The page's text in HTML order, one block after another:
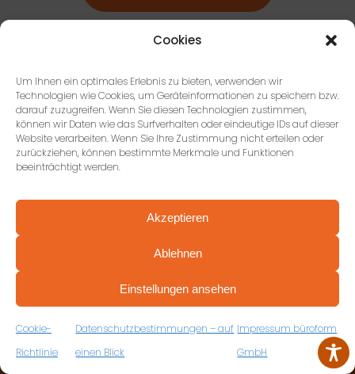
Cookies
Um Ihnen ein optimales Erlebnis zu bieten, verwenden wir
Technologien wie Cookies, um Geräteinformationen zu speichern bzw.
darauf zuzugreifen. Wenn Sie diesen Technologien zustimmen,
können wir Daten wie das Surfverhalten oder eindeutige IDs auf dieser
Website verarbeiten. Wenn Sie Ihre Zustimmung nicht erteilen oder
zurückziehen, können bestimmte Merkmale und Funktionen
beeinträchtigt werden.
Akzeptieren
Ablehnen
Einstellungen ansehen
Cookie-
Richtlinie
Datenschutzbestimmungen – auf
einen Blick
Impressum büroform
GmbH
KONTAKTIEREN SIE UNS
Paulinenstraße 51, 70178
Stuttgart
+49 (0) 711 674184-17
büroform GmbH,
VEREINBAREN SIE JETZT IHRE
KOSTENFREIE ERSTBERATUNG
ZUM RÜCKRUFFORMULAR